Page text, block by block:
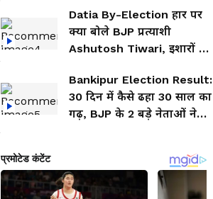
Datia By-Election हार पर
क्या बोले BJP प्रत्याशी
Ashutosh Tiwari, इशारों में
Bankipur Election Result:
30 दिन में कैसे ढहा 30 साल का
गढ़, BJP के 2 बड़े नेताओं ने